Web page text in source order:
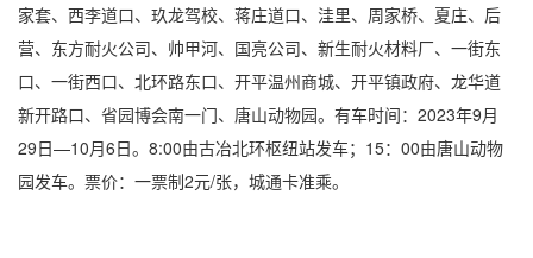
家套、西李道口、玖龙驾校、蒋庄道口、洼里、周家桥、夏庄、后
营、东方耐火公司、帅甲河、国亮公司、新生耐火材料厂、一街东
口、一街西口、北环路东口、开平温州商城、开平镇政府、龙华道
新开路口、省园博会南一门、唐山动物园。有车时间：2023年9月
29日—10月6日。8:00由古冶北环枢纽站发车；15：00由唐山动物
园发车。票价：一票制2元/张，城通卡准乘。